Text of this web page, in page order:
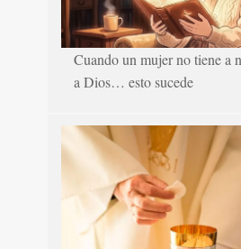
Cuando un mujer no tiene a
a Dios… esto sucede